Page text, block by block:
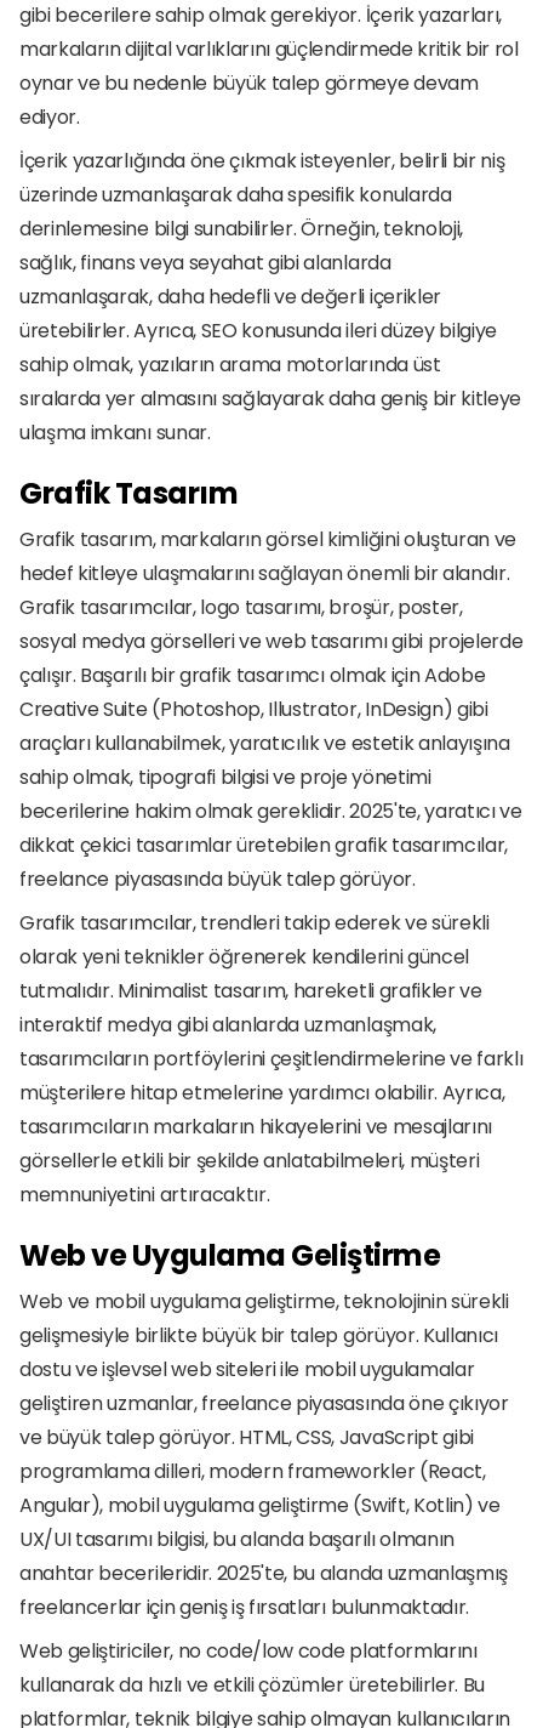
gibi becerilere sahip olmak gerekiyor. İçerik yazarları,
markaların dijital varlıklarını güçlendirmede kritik bir rol
oynar ve bu nedenle büyük talep görmeye devam
ediyor.
İçerik yazarlığında öne çıkmak isteyenler, belirli bir niş
üzerinde uzmanlaşarak daha spesifik konularda
derinlemesine bilgi sunabilirler. Örneğin, teknoloji,
sağlık, finans veya seyahat gibi alanlarda
uzmanlaşarak, daha hedefli ve değerli içerikler
üretebilirler. Ayrıca, SEO konusunda ileri düzey bilgiye
sahip olmak, yazıların arama motorlarında üst
sıralarda yer almasını sağlayarak daha geniş bir kitleye
ulaşma imkanı sunar.
Grafik Tasarım
Grafik tasarım, markaların görsel kimliğini oluşturan ve
hedef kitleye ulaşmalarını sağlayan önemli bir alandır.
Grafik tasarımcılar, logo tasarımı, broşür, poster,
sosyal medya görselleri ve web tasarımı gibi projelerde
çalışır. Başarılı bir grafik tasarımcı olmak için Adobe
Creative Suite (Photoshop, Illustrator, InDesign) gibi
araçları kullanabilmek, yaratıcılık ve estetik anlayışına
sahip olmak, tipografi bilgisi ve proje yönetimi
becerilerine hakim olmak gereklidir. 2025'te, yaratıcı ve
dikkat çekici tasarımlar üretebilen grafik tasarımcılar,
freelance piyasasında büyük talep görüyor.
Grafik tasarımcılar, trendleri takip ederek ve sürekli
olarak yeni teknikler öğrenerek kendilerini güncel
tutmalıdır. Minimalist tasarım, hareketli grafikler ve
interaktif medya gibi alanlarda uzmanlaşmak,
tasarımcıların portföylerini çeşitlendirmelerine ve farklı
müşterilere hitap etmelerine yardımcı olabilir. Ayrıca,
tasarımcıların markaların hikayelerini ve mesajlarını
görsellerle etkili bir şekilde anlatabilmeleri, müşteri
memnuniyetini artıracaktır.
Web ve Uygulama Geliştirme
Web ve mobil uygulama geliştirme, teknolojinin sürekli
gelişmesiyle birlikte büyük bir talep görüyor. Kullanıcı
dostu ve işlevsel web siteleri ile mobil uygulamalar
geliştiren uzmanlar, freelance piyasasında öne çıkıyor
ve büyük talep görüyor. HTML, CSS, JavaScript gibi
programlama dilleri, modern frameworkler (React,
Angular), mobil uygulama geliştirme (Swift, Kotlin) ve
UX/UI tasarımı bilgisi, bu alanda başarılı olmanın
anahtar becerileridir. 2025'te, bu alanda uzmanlaşmış
freelancerlar için geniş iş fırsatları bulunmaktadır.
Web geliştiriciler, no code/low code platformlarını
kullanarak da hızlı ve etkili çözümler üretebilirler. Bu
platformlar, teknik bilgiye sahip olmayan kullanıcıların